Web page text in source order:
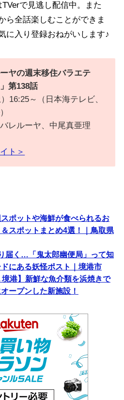
で見逃し配信中。また
ら全話楽しむことができま
に入り登録おねがいします♪
ーヤの週末移住バラエテ
第138話
16:25～（日本海テレビ、
レルーヤ、中尾真亜理
ト＞
ポットや海鮮が食べられるお
スポットまとめ4選！｜鳥取県
届く…「鬼太郎幽便局」って知
にある妖怪ポスト｜境港市
境港】新鮮な魚介類を浜焼きで
ープンした新施設！